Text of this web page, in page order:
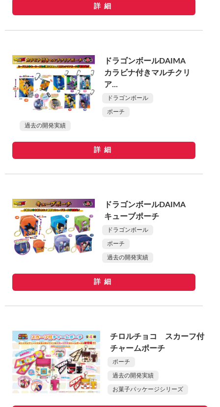
詳細
ドラゴンボールDAIMA
カラビナ付きマルチクリ
ア...
ドラゴンボール
ポーチ
過去の開発実績
詳細
ドラゴンボールDAIMA
キューブポーチ
ドラゴンボール
ポーチ
過去の開発実績
詳細
チロルチョコ スカーフ付
チャームポーチ
ポーチ
過去の開発実績
お菓子パッケージシリーズ